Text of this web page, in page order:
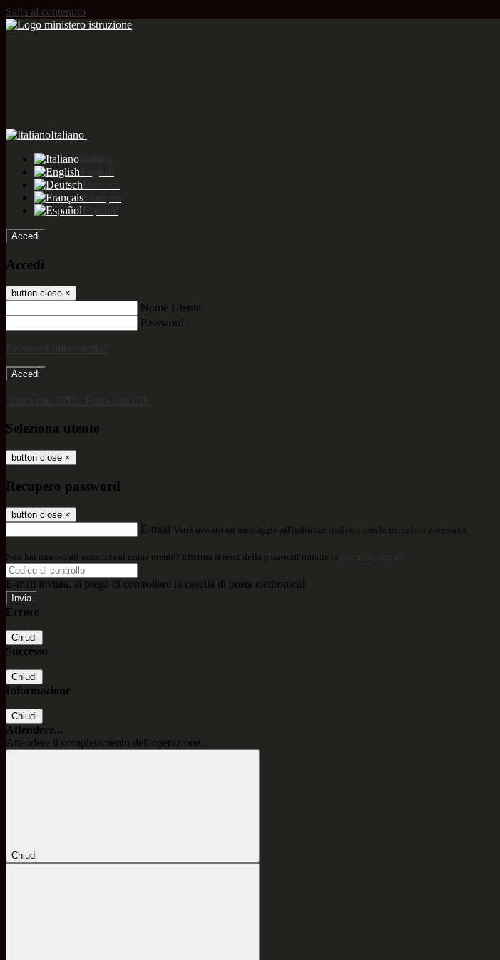
Salta al contenuto
Italiano
Accedi
Accedi
button close ×
Nome Utente
Password
-
Seleziona utente
button close ×
Recupero password
button close ×
E-mail Verrà inviato un messaggio all'indirizzo indicato con le istruzioni necessarie.
Non hai una e-mail associata al nome utente? Effettua il reset della password tramite la
E-mail inviata, si prega di controllare la casella di posta elettronica!
Errore
Chiudi
Successo
Chiudi
Informazione
Chiudi
Attendere...
Attendere il completamento dell'operazione...
Chiudi